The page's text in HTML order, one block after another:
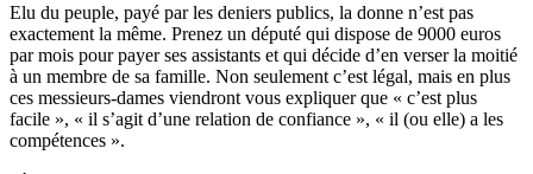
Elu du peuple, payé par les deniers publics, la donne n’est pas
exactement la même. Prenez un député qui dispose de 9000 euros
par mois pour payer ses assistants et qui décide d’en verser la moitié
à un membre de sa famille. Non seulement c’est légal, mais en plus
ces messieurs-dames viendront vous expliquer que « c’est plus
facile », « il s’agit d’une relation de confiance », « il (ou elle) a les
compétences ».